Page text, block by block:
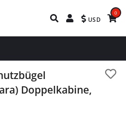
USD
0
Doppelkabine,